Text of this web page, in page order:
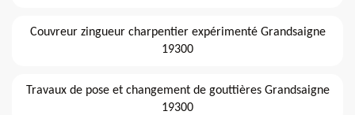
Couvreur zingueur charpentier expérimenté Grandsaigne
19300
Travaux de pose et changement de gouttières Grandsaigne
19300